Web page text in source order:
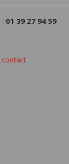
01 39 27 94 59
contact